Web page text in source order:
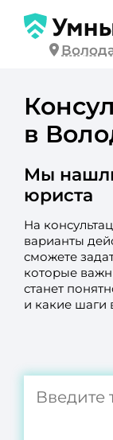
в
Мы
юриста
На
варианты
сможете
которые
станет
и какие